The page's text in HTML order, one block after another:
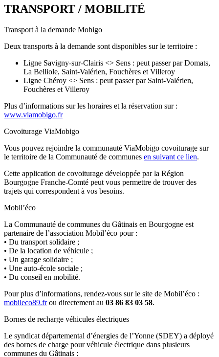
TRANSPORT / MOBILITÉ
Transport à la demande Mobigo
Deux transports à la demande sont disponibles sur le territoire :
Ligne Savigny-sur-Clairis <> Sens : peut passer par Domats,
La Belliole, Saint-Valérien, Fouchères et Villeroy
Ligne Chéroy <> Sens : peut passer par Saint-Valérien,
Fouchères et Villeroy
Plus d’informations sur les horaires et la réservation sur :
www.viamobigo.fr
Covoiturage ViaMobigo
Vous pouvez rejoindre la communauté ViaMobigo covoiturage sur
le territoire de la Communauté de communes en suivant ce lien.
Cette application de covoiturage développée par la Région
Bourgogne Franche-Comté peut vous permettre de trouver des
trajets qui correspondent à vos besoins.
Mobil’éco
La Communauté de communes du Gâtinais en Bourgogne est
partenaire de l’association Mobil’éco pour :
• Du transport solidaire ;
• De la location de véhicule ;
• Un garage solidaire ;
• Une auto-école sociale ;
• Du conseil en mobilité.
Pour plus d’informations, rendez-vous sur le site de Mobil’éco :
mobileco89.frou directement au 03 86 83 03 58.
Bornes de recharge véhicules électriques
Le syndicat départemental d’énergies de l’Yonne (SDEY) a déployé
des bornes de charge pour véhicule électrique dans plusieurs
communes du Gâtinais :